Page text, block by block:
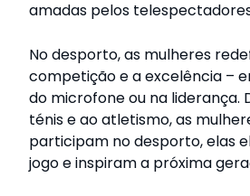
amadas pelos telespectadores
No desporto, as mulheres
competição e a excelência –
do microfone ou na liderança.
ténis e ao atletismo, as
participam no desporto, elas
jogo e inspiram a próxima